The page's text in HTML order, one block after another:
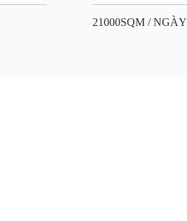
21000SQM / NGÀY